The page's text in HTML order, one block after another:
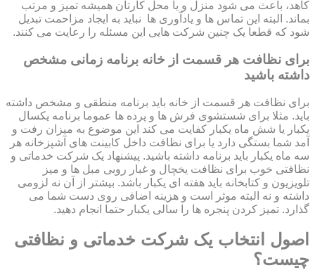
کاهد، باعث می شود منزل و یا محل کارتان همیشه تمیز و مرتب
بماند. البته این تماس ها و یادآوری ها نباید به ایجاد مزاحمت تبدیل
شود که قطعا یک چنین شرکت هایی این مسئله را رعایت می کنند.
برای نظافت هر قسمت از خانه برنامه زمانی مشخص
داشته باشید
برای نظافت هر قسمت از خانه باید برنامه منطقی و مشخص داشته
باید. مثلا برای شستشوی فرش ها و پرده ها عموما برنامه یکسال
یکبار یا شش ماه یکبار کفایت می کند این موضوع به میزان رفت و
آمد شما بستگی دارد یا برای نظافت داخل کابینت های آشپزخانه هر
سه ماه یکبار باید برنامه داشته باشید. پیشنهاد یک شرکت خدماتی و
نظافتی خوب برای نظافت یخچال و غبار روبی مبل ها و میز
تلویزیون و کتابخانه باید هفته ای یکبار باشد. بیشتر از آن نه لزومی
داشته و نه البته موثر است و هزینه اضافی روی دست شما می
گذارد. تمیز کردن پنجره ها را سالی یکبار حتما انجام دهید.
اصول انتخاب یک شرکت خدماتی و نظافتی
چیست؟